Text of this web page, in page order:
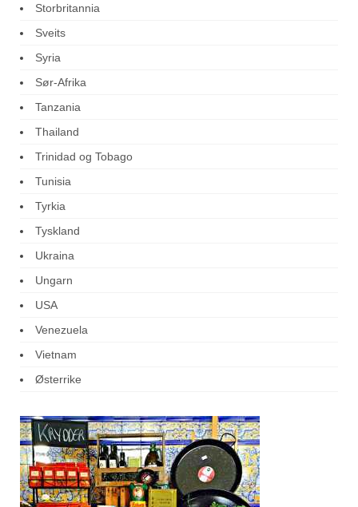
Storbritannia
Sveits
Syria
Sør-Afrika
Tanzania
Thailand
Trinidad og Tobago
Tunisia
Tyrkia
Tyskland
Ukraina
Ungarn
USA
Venezuela
Vietnam
Østerrike